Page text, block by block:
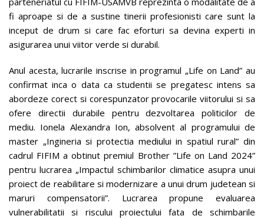
fi aproape si de a sustine tinerii profesionisti care sunt la
inceput de drum si care fac eforturi sa devina experti in
asigurarea unui viitor verde si durabil.
Anul acesta, lucrarile inscrise in programul „Life on Land” au
confirmat inca o data ca studentii se pregatesc intens sa
abordeze corect si corespunzator provocarile viitorului si sa
ofere directii durabile pentru dezvoltarea politicilor de
mediu. Ionela Alexandra Ion, absolvent al programului de
master „Ingineria si protectia mediului in spatiul rural” din
cadrul FIFIM a obtinut premiul Brother ”Life on Land 2024”
pentru lucrarea „Impactul schimbarilor climatice asupra unui
proiect de reabilitare si modernizare a unui drum judetean si
maruri compensatorii”. Lucrarea propune evaluarea
vulnerabilitatii si riscului proiectului fata de schimbarile